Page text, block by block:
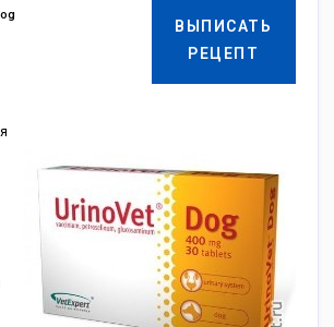
ВЫПИСАТЬ
РЕЦЕПТ